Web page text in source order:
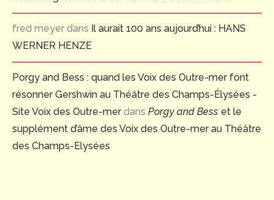
fred meyer dans Il aurait 100 ans aujourd’hui : HANS
WERNER HENZE
Porgy and Bess : quand les Voix des Outre-mer font
résonner Gershwin au Théâtre des Champs-Élysées -
Site Voix des Outre-merdans Porgy and Bess et le
supplément d’âme des Voix des Outre-mer au Théâtre
des Champs-Elysées